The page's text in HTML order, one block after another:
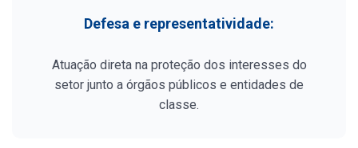
Defesa e representatividade:
Atuação direta na proteção dos interesses do
setor junto a órgãos públicos e entidades de
classe.